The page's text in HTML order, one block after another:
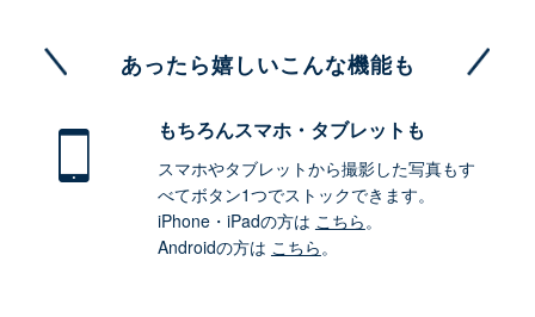
あったら嬉しいこんな機能も
もちろんスマホ・タブレットも
スマホやタブレットから撮影した写真もす
べてボタン1つでストックできます。
iPhone・iPadの方は こちら。
Androidの方は こちら。